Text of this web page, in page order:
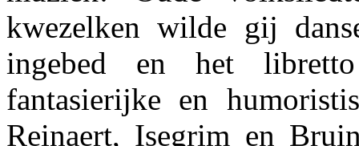
kwezelken wilde gij
ingebed en het
fantasierijke en
Reinaert, Isegrim en